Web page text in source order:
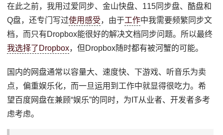
在此之前，我用过爱同步、金山快盘、115同步盘、酷盘和
Q盘，还专门写过使用感受，由于工作中我需要频繁同步文
档，而只有Dropbox能很好的解决文档同步问题。所以最终
我选择了Dropbox，但Dropbox随时都有被河蟹的可能。
国内的网盘通常以容量大、速度快、下游戏、听音乐为卖
点，偏重娱乐化，而一旦运用到工作中就显得很吃力。希
望百度网盘在兼顾“娱乐”的同时，为IT从业者、开发者多考
虑考虑。